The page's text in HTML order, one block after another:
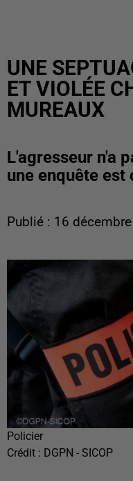
UNE
ET VIOLÉE
MUREAUX
L'agresseur n'a
une enquête est
Publié : 16
Policier
Crédit : DGPN - SICOP